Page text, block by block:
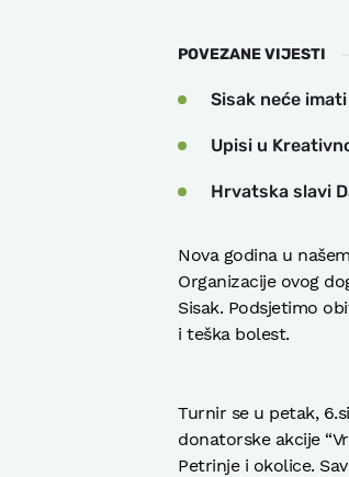
POVEZANE VIJESTI
Sisak neće
Upisi u
Hrvatska slavi
Nova godina u
Organizacije ovog
Sisak. Podsjetimo
i teška bolest.
Turnir se u petak,
donatorske akcije
Petrinje i okolice.